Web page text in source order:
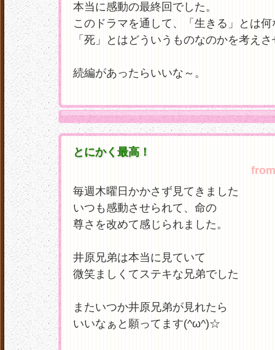
本当に感動の最終回でした。
このドラマを通して、「生きる」とは
「死」とはどういうものなのかを考え
続編があったらいいな～。
とにかく最高！
from
毎週木曜日かかさず見てきました
いつも感動させられて、命の
尊さを改めて感じられました。
井原兄弟は本当に見ていて
微笑ましくてステキな兄弟でした
またいつか井原兄弟が見れたら
いいなぁと願ってます(^ω^)☆